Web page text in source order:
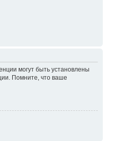
могут быть установлены
Помните, что ваше